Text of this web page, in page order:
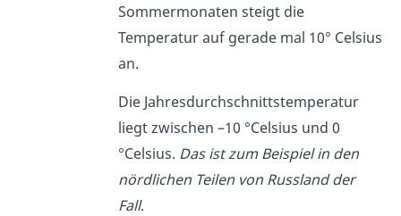
Sommermonaten steigt die
Temperatur auf gerade mal 10° Celsius
an.
Die Jahresdurchschnittstemperatur
liegt zwischen –10 °Celsius und 0
°Celsius. Das ist zum Beispiel in den
nördlichen Teilen von Russland der
Fall.